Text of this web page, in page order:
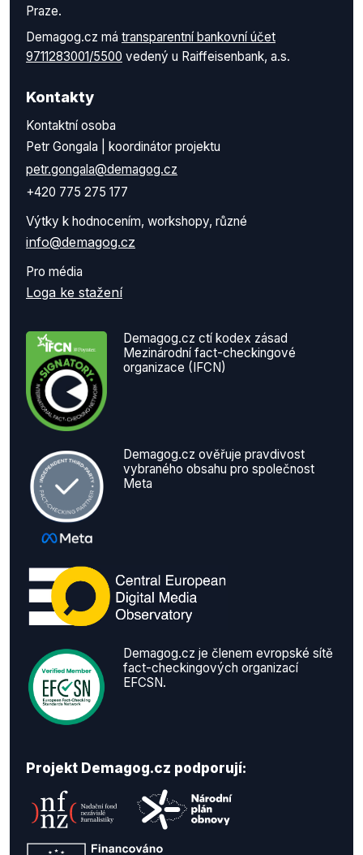
Praze.
Demagog.cz má transparentní bankovní účet
9711283001/5500 vedený u Raiffeisenbank, a.s.
Kontakty
Kontaktní osoba
Petr Gongala | koordinátor projektu
petr.gongala@demagog.cz
+420 775 275 177
Výtky k hodnocením, workshopy, různé
info@demagog.cz
Pro média
Loga ke stažení
Demagog.cz ctí kodex zásad
Mezinárodní fact-checkingové
organizace (IFCN)
Demagog.cz ověřuje pravdivost
vybraného obsahu pro společnost
Meta
Demagog.cz je členem evropské sítě
fact-checkingových organizací
EFCSN.
Projekt Demagog.cz podporují: